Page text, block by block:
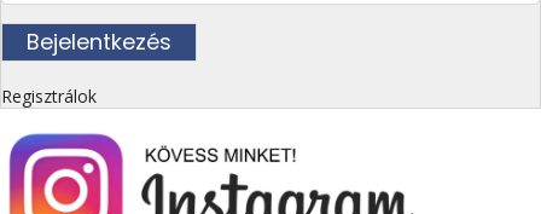
Regisztrálok